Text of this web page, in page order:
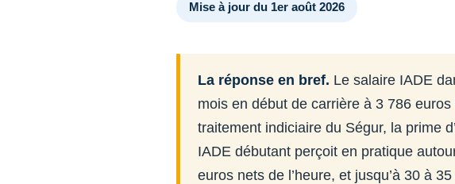
Mise à jour du 1er août 2026
La réponse en bref. Le salaire IADE
mois en début de carrière à 3 786
traitement indiciaire du Ségur, la prime
IADE débutant perçoit en pratique
euros nets de l’heure, et jusqu’à 30 à